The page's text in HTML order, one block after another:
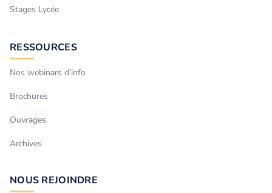
Stages Lycée
RESSOURCES
Nos webinars d’info
Brochures
Ouvrages
Archives
NOUS REJOINDRE